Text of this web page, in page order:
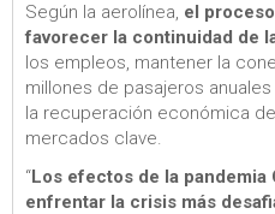
Según la aerolínea, el
favorecer la continuidad de
los empleos, mantener la
millones de pasajeros
la recuperación económica
mercados clave.
“Los efectos de la pandemia
enfrentar la crisis más